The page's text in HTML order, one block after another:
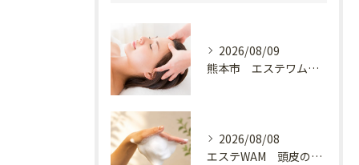
2026/08/09
熊本市 エステワム熊本店 癒しのクールヘッドマッサージ♬
2026/08/08
エステWAM 頭皮の健康